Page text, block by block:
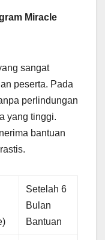
Miracle
sangat
peserta. Pada
perlindungan
yang tinggi.
bantuan
Setelah 6
Bulan
Bantuan